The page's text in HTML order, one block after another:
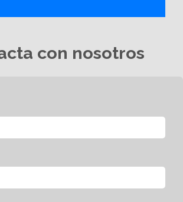
con nosotros